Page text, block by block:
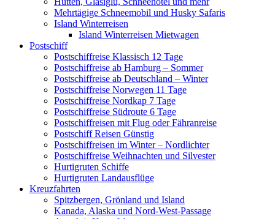
Mehrtägige Schneemobil und Husky Safaris
Island Winterreisen
Island Winterreisen Mietwagen
Postschiff
Postschiffreise Klassisch 12 Tage
Postschiffreise ab Hamburg – Sommer
Postschiffreise ab Deutschland – Winter
Postschiffreise Norwegen 11 Tage
Postschiffreise Nordkap 7 Tage
Postschiffreise Südroute 6 Tage
Postschiffreisen mit Flug oder Fähranreise
Postschiff Reisen Günstig
Postschiffreisen im Winter – Nordlichter
Postschiffreise Weihnachten und Silvester
Hurtigruten Schiffe
Hurtigruten Landausflüge
Kreuzfahrten
Spitzbergen, Grönland und Island
Kanada, Alaska und Nord-West-Passage